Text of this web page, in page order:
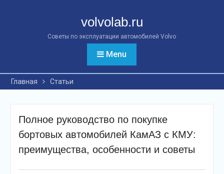
volvolab.ru
Советы по эксплуатации автомобилей Volvo
Menu
Главная Статьи
Полное руководство по покупке
бортовых автомобилей КамАЗ с КМУ:
преимущества, особенности и советы